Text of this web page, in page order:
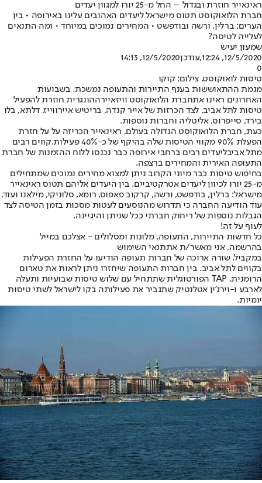
ראינאייר חוזרת ובגדול – החל מ-25 יורו למגוון יעדים
חברת הלואוקוסט תטוס מישראל ליעדים האהובים עלינו באירופה • בין
הערים: ברלין, ורשה ובודפשט • המחירים נמוכים במיוחד • ומה התנאים
לעלייה לטיסה?
שמעון יעיש
12/5/2020, 12:24
,עודכן12/5/2020, 14:13
0
טיסות לואוקוסט, צילום: קוקו
מגמת ההתאוששות בענף התיירות והתעופה נמשכת. בשבועות
האחרונים ראינו אתחברת הלואוקוסט וויזאיירההונגרית חוזרת להפעיל
טיסות לתל אביב, לצד הכרזות של אייר קנדה, בריטיש איירווייז, דלתא, בלו
בירד, סייפרוס, אליטליה וחברות נוספות.
כעת, חברת הלואוקוסט הגדולה בעולם, ראינאייר הכריזה על על חזרת
הפעלת 90% מקווי הטיסות שלה בהיקף של כ-40% פעילות.
קווים רבים
מתל אביבליעדים רבים ברחבי אירופה כבר נכנסו ללוח ההזמנות של חברת
התעופה האירית והמחירים ברצפה.
בחיפוש טיסות כבר מיוני הקרוב ניתן למצוא מחירים נמוכים שמתחילים
מ-25 יורו לכיוון ליעדים אטרקטיביים. בין היעדים אליהם תטוס ראינאייר
מישראל: ברלין, בודפשט, ורשה, קרקוב פאפוס, רומא, סלוניקי, מילאנו ועוד.
עוד הודיעה החברה כי תדרוש מהנוסעים לעטות מסכות בזמן הטיסה לצד
הגבלות נוספות של ריחוק חברתי ככל שניתן והיגיינה.
לעוף על זה!
כל חדשות התיירות, התעופה, מלונות ומסלולים - אצלכם במייל
בהרשמה, אני מאשר/ת אתתנאי השימוש
במקביל, שורה ארוכה של חברות תעופה הודיעו על החזרת הפעילות
בקווים לתל אביב. בין חברות התעופה שיחזרו ניתן לראות את טארום
הרומנית, TAP הפורטוגלית שתתחיל עם שלוש טיסות שבועיות ותעלה
לארבע ו-וירג'ין אטלנטיק שתגביר את פעילותה בקו לישראל לשתי טיסות
יומיות.